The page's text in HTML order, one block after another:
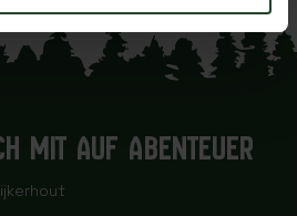
MIT AUF ABENTEUER